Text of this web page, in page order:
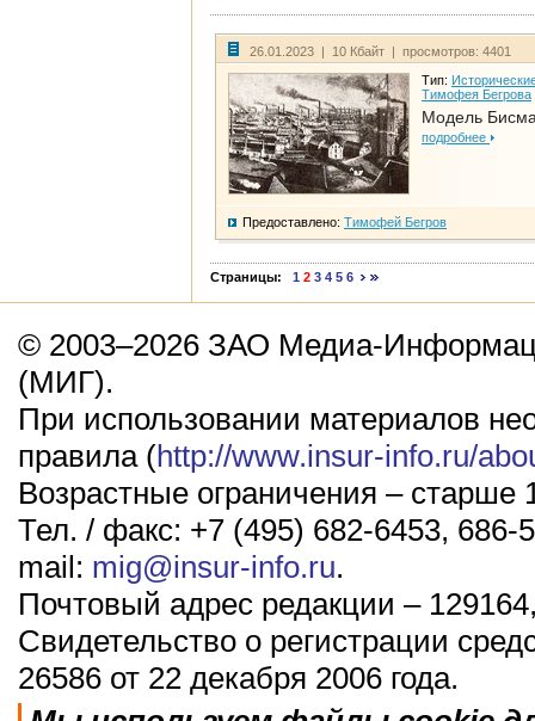
26.01.2023 | 10 Кбайт | просмотров: 4401
Тип:
Тимофея Бегрова
Модель
подробнее
Предоставлено: Тимофей Бегров
Страницы: 1 2 3 4 5 6
© 2003–2026 ЗАО Медиа-
(МИГ).
При использовании материалов
правила (http://www.insur-info.ru/
Возрастные ограничения – старше
Тел. / факс: +7 (495) 682-6453, 686-
mail: mig@insur-info.ru.
Почтовый адрес редакции –
Свидетельство о регистрации
26586 от 22 декабря 2006 года.